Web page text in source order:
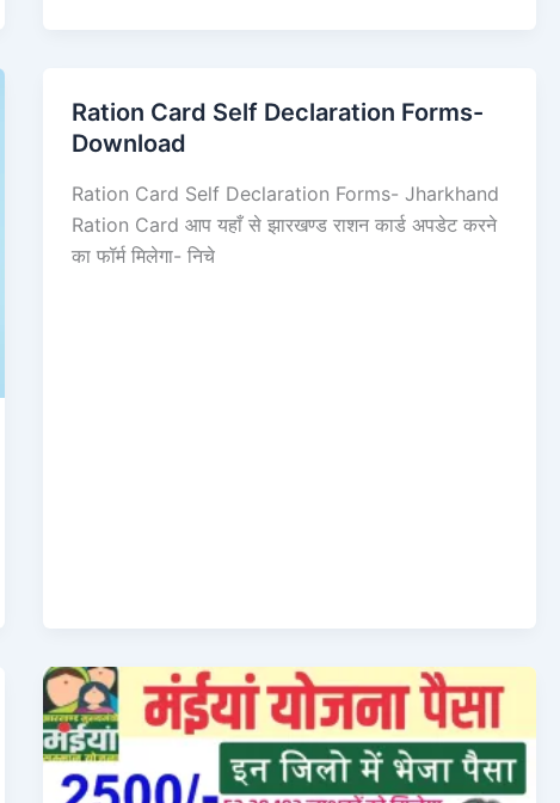
Ration Card Self Declaration Forms-
Download
Ration Card Self Declaration Forms- Jharkhand
Ration Card आप यहाँ से झारखण्ड राशन कार्ड अपडेट करने
का फॉर्म मिलेगा- निचे